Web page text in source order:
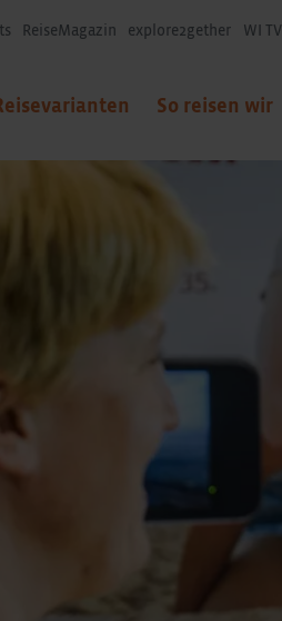
ReiseMagazin explore2gether WI TV
So reisen wir